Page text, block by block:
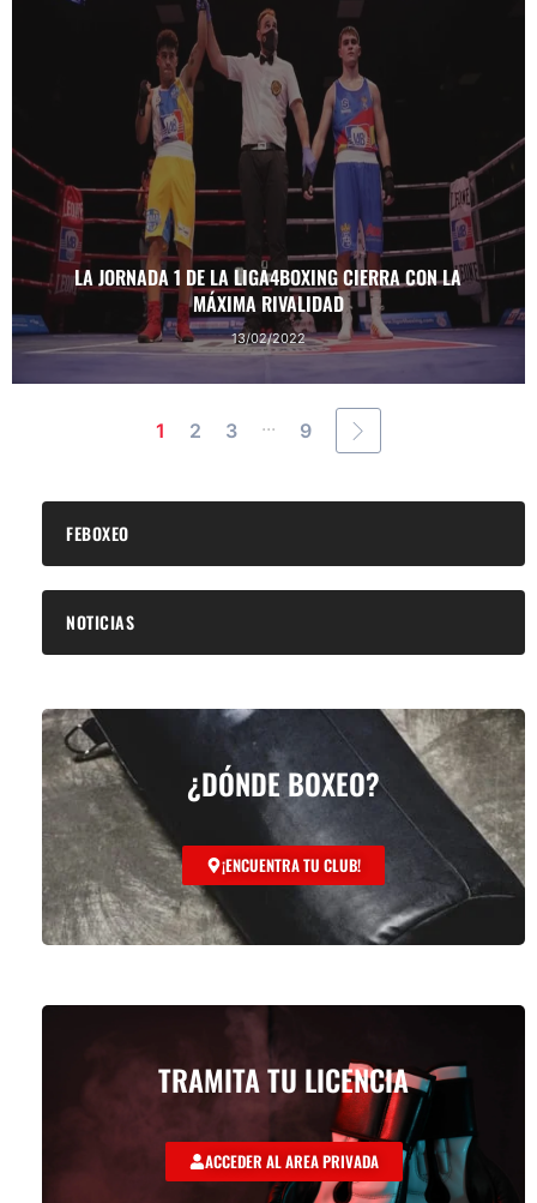
LA JORNADA 1 DE LA LIGA4BOXING CIERRA CON LA
MÁXIMA RIVALIDAD
13/02/2022
1 2 3 ... 9
FEBOXEO
NOTICIAS
¿DÓNDE BOXEO?
¡ENCUENTRA TU CLUB!
TRAMITA TU LICENCIA
ACCEDER AL AREA PRIVADA